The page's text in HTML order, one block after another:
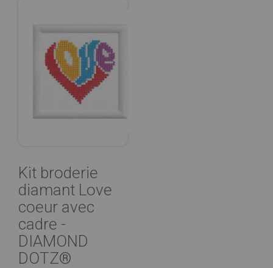
Kit broderie
diamant Love
coeur avec
cadre -
DIAMOND
DOTZ®